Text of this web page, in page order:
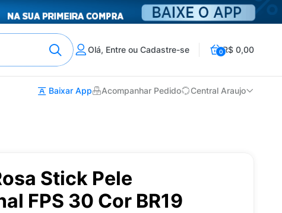
Olá, Entre ou Cadastre-se 0R$ 0,00
Baixar App Acompanhar Pedido Central Araujo
Stick Pele
FPS 30 Cor BR19